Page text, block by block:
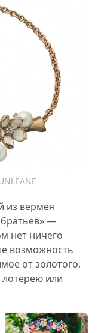
из вермея
—
нет ничего
возможность
от золотого,
или